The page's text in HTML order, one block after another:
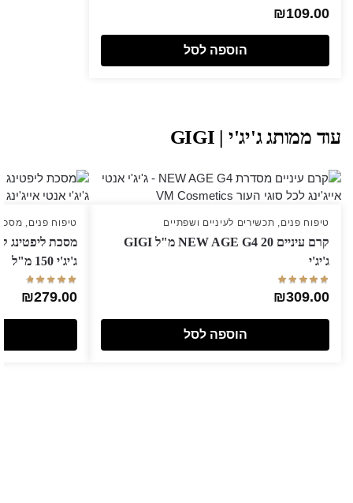
₪109.00
הוספה לסל
עוד ממותג ג'יג'י | GIGI
טיפוח פנים, תכשירים לעיניים ושפתיים
קרם עיניים NEW AGE G4 20 מ"ל GIGI
ג'יג'י
₪309.00
הוספה לסל
טיפוח פנים,
ג'יג'י 150 מ"ל
₪279.00